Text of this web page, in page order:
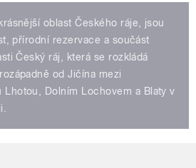
oblast Českého ráje, jsou
přírodní rezervace a součást
Český ráj, která se rozkládá
od Jičína mezi
Lhotou, Dolním Lochovem a Blaty v